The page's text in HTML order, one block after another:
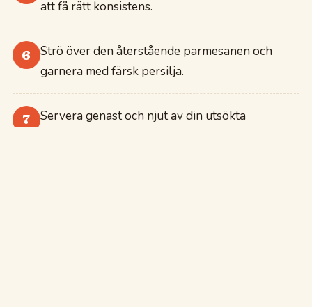
att få rätt konsistens.
6
Strö över den återstående parmesanen och
garnera med färsk persilja.
7
Servera genast och njut av din utsökta